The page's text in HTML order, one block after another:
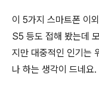
이 5가지 스마트폰 이
S5 등도 접해 봤는데
지만 대중적인 인기는
나 하는 생각이 드네요.